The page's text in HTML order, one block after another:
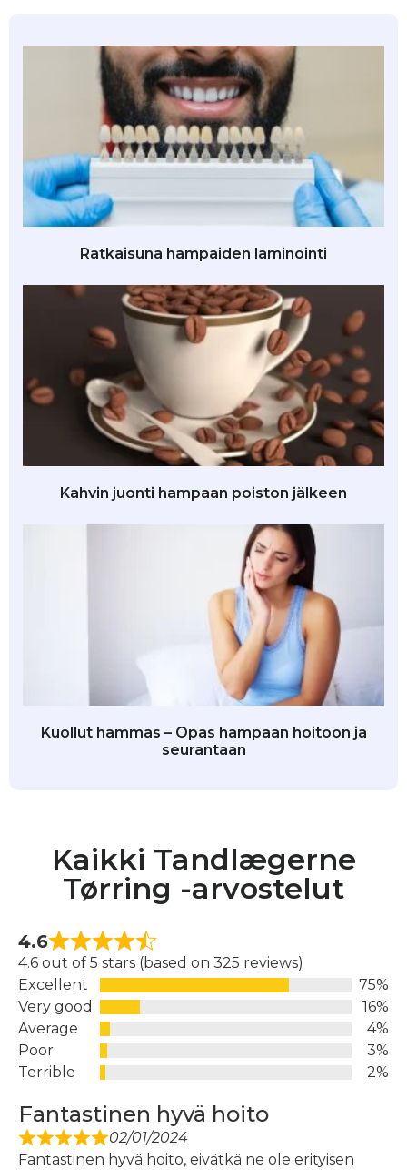
Ratkaisuna hampaiden laminointi
Kahvin juonti hampaan poiston jälkeen
Kuollut hammas – Opas hampaan hoitoon ja
seurantaan
Kaikki Tandlægerne
Tørring -arvostelut
4.6
4.6 out of 5 stars (based on 325 reviews)
Excellent
75%
Very good
16%
Average
4%
Poor
3%
Terrible
2%
Fantastinen hyvä hoito
02/01/2024
Fantastinen hyvä hoito, eivätkä ne ole erityisen